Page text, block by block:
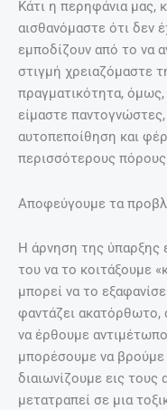
Κάτι η περηφάνια μας,
αισθανόμαστε ότι δεν
εμποδίζουν από το να
στιγμή χρειαζόμαστε
πραγματικότητα,
είμαστε
αυτοπεποίθηση και
περισσότερους
Αποφεύγουμε τα
Η άρνηση της ύπαρξης
του να το κοιτάξουμε
μπορεί να το
φαντάζει ακατόρθωτο,
να έρθουμε
μπορέσουμε να
διαιωνίζουμε εις
μετατραπεί σε μια